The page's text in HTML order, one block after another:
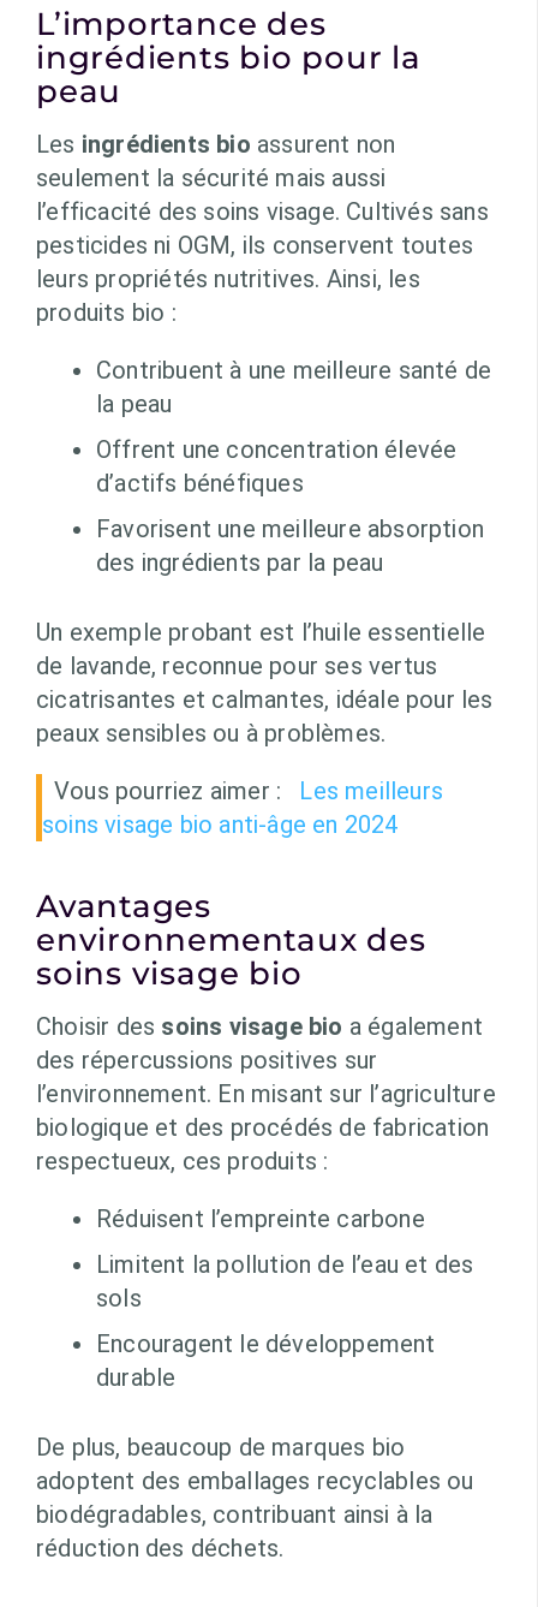
L’importance des
ingrédients bio pour la
peau
Les ingrédients bio assurent non
seulement la sécurité mais aussi
l’efficacité des soins visage. Cultivés sans
pesticides ni OGM, ils conservent toutes
leurs propriétés nutritives. Ainsi, les
produits bio :
Contribuent à une meilleure santé de
la peau
Offrent une concentration élevée
d’actifs bénéfiques
Favorisent une meilleure absorption
des ingrédients par la peau
Un exemple probant est l’huile essentielle
de lavande, reconnue pour ses vertus
cicatrisantes et calmantes, idéale pour les
peaux sensibles ou à problèmes.
Vous pourriez aimer :
Les meilleurs
soins visage bio anti-âge en 2024
Avantages
environnementaux des
soins visage bio
Choisir des soins visage bio a également
des répercussions positives sur
l’environnement. En misant sur l’agriculture
biologique et des procédés de fabrication
respectueux, ces produits :
Réduisent l’empreinte carbone
Limitent la pollution de l’eau et des
sols
Encouragent le développement
durable
De plus, beaucoup de marques bio
adoptent des emballages recyclables ou
biodégradables, contribuant ainsi à la
réduction des déchets.